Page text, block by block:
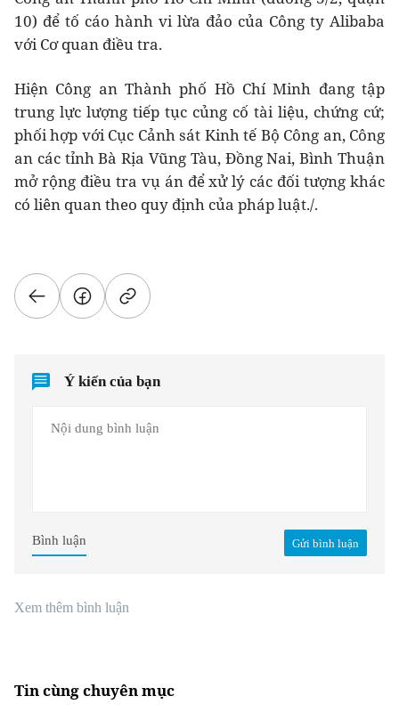
10) để tố cáo hành vi lừa đảo của Công ty Alibaba
với Cơ quan điều tra.
Hiện Công an Thành phố Hồ Chí Minh đang tập
trung lực lượng tiếp tục củng cố tài liệu, chứng cứ;
phối hợp với Cục Cảnh sát Kinh tế Bộ Công an, Công
an các tỉnh Bà Rịa Vũng Tàu, Đồng Nai, Bình Thuận
mở rộng điều tra vụ án để xử lý các đối tượng khác
có liên quan theo quy định của pháp luật./.
Ý kiến của bạn
Gửi bình luận
Bình luận
Xem thêm bình luận
Tin cùng chuyên mục